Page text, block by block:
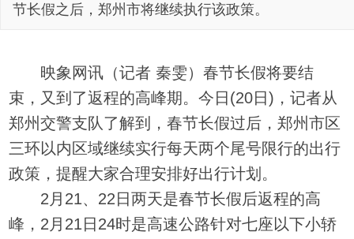
节长假之后，郑州市将继续执行该政策。
映象网讯（记者 秦雯）春节长假将要结
束，又到了返程的高峰期。今日(20日)，记者从
郑州交警支队了解到，春节长假过后，郑州市区
三环以内区域继续实行每天两个尾号限行的出行
政策，提醒大家合理安排好出行计划。
2月21、22日两天是春节长假后返程的高
峰，2月21日24时是高速公路针对七座以下小轿